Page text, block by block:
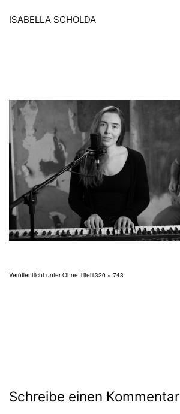
Inhalt
springen
ISABELLA SCHOLDA
Veröffentlicht unterOhne TitelOriginalgröße
1320 × 743
Schreibe einen Kommentar